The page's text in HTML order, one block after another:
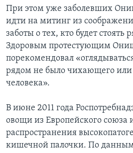
При этом уже заболевших
идти на митинг из
заботы о тех, кто будет
Здоровым протестующим
порекомендовал
рядом не было чихающего
человека».
В июне 2011 года
овощи из Европейского союза
распространения
кишечной палочки. По